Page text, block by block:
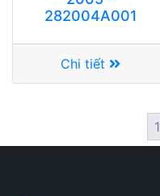
282004A001
Chi tiết
1